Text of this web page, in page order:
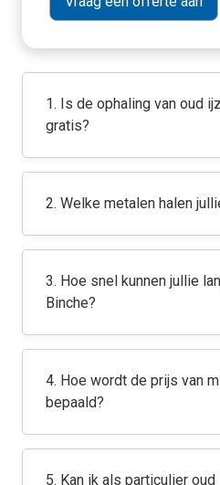
1. Is de ophaling van oud
gratis?
2. Welke metalen halen
3. Hoe snel kunnen jullie
Binche?
4. Hoe wordt de prijs van
bepaald?
5. Kan ik als particulier